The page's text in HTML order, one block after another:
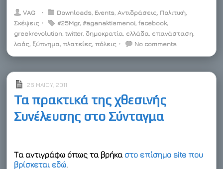
i
t
e
r
b
o
o
n
k
e
d
I
n
n
e
r
e
t
i
b
o
a
d
e
n
o
t
a
l
VAG ⋅ Downloads, Events,Αντιδράσεις, Πολιτική,
Σκέψεις ⋅ #25Mgr,#aganaktismenoi,facebook,
greekrevolution,twitter, δημοκρατία, ελλάδα, επανάσταση,
λαός, ξύπνημα,πλατείες,πόλεις ⋅ No comments
26 ΜΑΪ́ΟΥ, 2011
Τα πρακτικά της χθεσινής
Συνέλευσης στο Σύνταγμα
Τα αντιγράφω όπως τα βρήκα στο επίσημο site που
βρίσκεται εδώ